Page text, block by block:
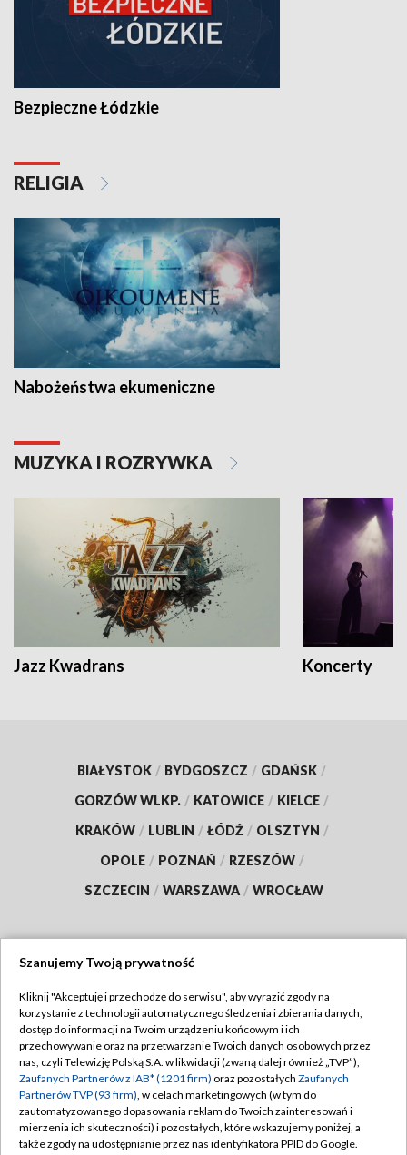
Bezpieczne Łódzkie
RELIGIA
Nabożeństwa ekumeniczne
MUZYKA I ROZRYWKA
Jazz Kwadrans Koncerty
BIAŁYSTOK / BYDGOSZCZ / GDAŃSK /
GORZÓW WLKP. / KATOWICE / KIELCE /
KRAKÓW / LUBLIN / ŁÓDŹ / OLSZTYN /
OPOLE / POZNAŃ / RZESZÓW /
SZCZECIN / WARSZAWA / WROCŁAW
TVP
Abonament TVP
Emisja w TVP
Centrum informacji TVP
Naziemna Telewizja Cyfrowa
Regulamin TVP
Polityka prywatności
Moje zgody
Pomoc
Szanujemy Twoją prywatność
Kliknij "Akceptuję i przechodzę do serwisu", aby wyrazić zgody na
korzystanie z technologii automatycznego śledzenia i zbierania danych,
dostęp do informacji na Twoim urządzeniu końcowym i ich
przechowywanie oraz na przetwarzanie Twoich danych osobowych przez
nas, czyli Telewizję Polską S.A. w likwidacji (zwaną dalej również „TVP”),
Zaufanych Partnerów z IAB* (1201 firm) oraz pozostałych Zaufanych
Partnerów TVP (93 firm), w celach marketingowych (w tym do
zautomatyzowanego dopasowania reklam do Twoich zainteresowań i
mierzenia ich skuteczności) i pozostałych, które wskazujemy poniżej, a
także zgody na udostępnianie przez nas identyfikatora PPID do Google.